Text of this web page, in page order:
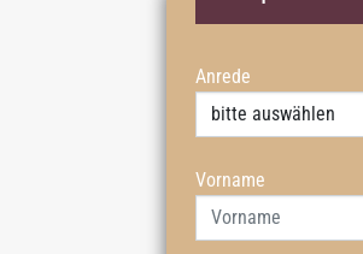
Anrede
Vorname